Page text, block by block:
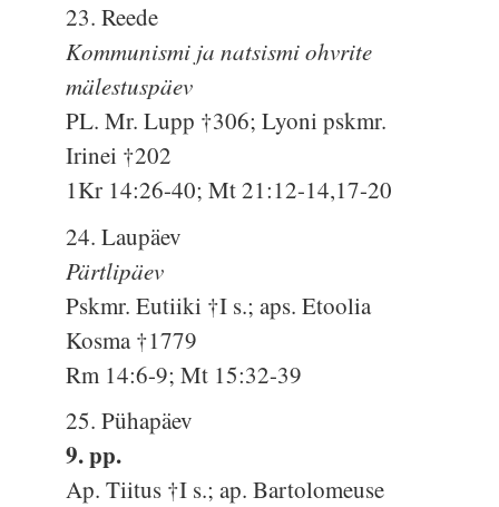
23. Reede
Kommunismi ja natsismi ohvrite
mälestuspäev
PL. Mr. Lupp †306; Lyoni pskmr.
Irinei †202
1Kr 14:26-40; Mt 21:12-14,17-20
24. Laupäev
Pärtlipäev
Pskmr. Eutiiki †I s.; aps. Etoolia
Kosma †1779
Rm 14:6-9; Mt 15:32-39
25. Pühapäev
9. pp.
Ap. Tiitus †I s.; ap. Bartolomeuse